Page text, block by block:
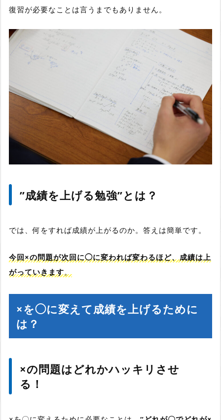
復習が必要なことは言うまでもありません。
”成績を上げる勉強”とは？
では、何をすれば成績が上がるのか。答えは簡単です。
今回×の問題が次回に◯に変われば変わるほど、成績は上
がっていきます。
×を◯に変えて成績を上げるために
は？
×の問題はどれかハッキリさせ
る！